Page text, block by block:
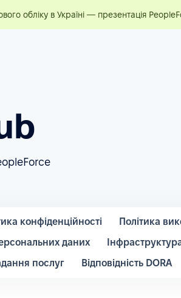
обліку в Україні — презентація
конфіденційності Політика
даних
послуг
Відповідність DORA